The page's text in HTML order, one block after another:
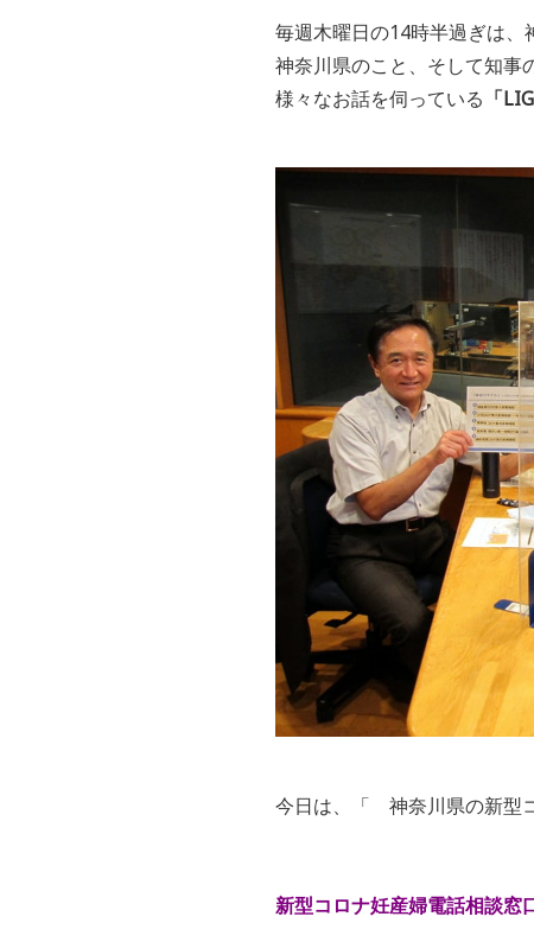
毎週木曜日の14時半過ぎは、
神奈川県のこと、そして知事
様々なお話を伺っている 「
今日は、「 神奈川県の新型
新型コロナ妊産婦電話相談窓